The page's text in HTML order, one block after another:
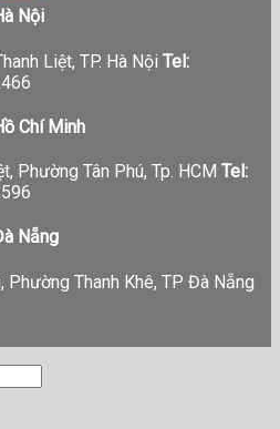
Nội
Liệt, TP. Hà Nội Tel:
Chí Minh
Phường Tân Phú, Tp. HCM Tel:
Nẵng
Phường Thanh Khê, TP Đà Nẵng